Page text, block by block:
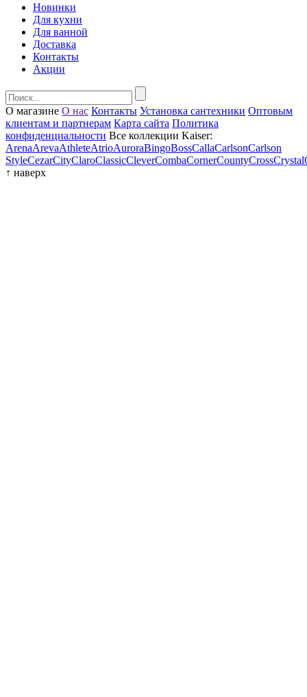
Новинки
Для кухни
Для ванной
Доставка
Контакты
Акции
О магазине О нас Контакты Установка сантехники Оптовым
клиентам и партнерам Карта сайта Политика
конфиденциальности Все коллекции Kaiser:
ArenaArevaAthleteAtrioAuroraBingoBossCallaCarlsonCarlson
StyleCezarCityClaroClassicCleverCombaCornerCountyCrossCrystal
↑ наверх